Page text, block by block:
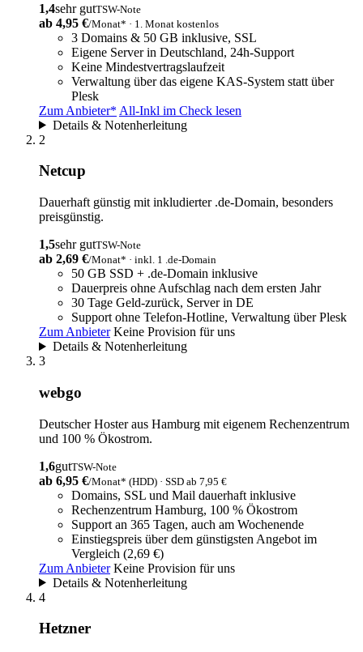
1,4sehr gutTSW-Note
ab 4,95 €/Monat* · 1. Monat kostenlos
3 Domains & 50 GB inklusive, SSL
Eigene Server in Deutschland, 24h-Support
Keine Mindestvertragslaufzeit
Verwaltung über das eigene KAS-System statt über
Plesk
Zum Anbieter* All-Inkl im Check lesen
Details & Notenherleitung
2
Netcup
Dauerhaft günstig mit inkludierter .de-Domain, besonders
preisgünstig.
1,5sehr gutTSW-Note
ab 2,69 €/Monat* · inkl. 1 .de-Domain
50 GB SSD + .de-Domain inklusive
Dauerpreis ohne Aufschlag nach dem ersten Jahr
30 Tage Geld-zurück, Server in DE
Support ohne Telefon-Hotline, Verwaltung über Plesk
Zum Anbieter Keine Provision für uns
Details & Notenherleitung
3
webgo
Deutscher Hoster aus Hamburg mit eigenem Rechenzentrum
und 100 % Ökostrom.
1,6gutTSW-Note
ab 6,95 €/Monat* (HDD) · SSD ab 7,95 €
Domains, SSL und Mail dauerhaft inklusive
Rechenzentrum Hamburg, 100 % Ökostrom
Support an 365 Tagen, auch am Wochenende
Einstiegspreis über dem günstigsten Angebot im
Vergleich (2,69 €)
Zum Anbieter Keine Provision für uns
Details & Notenherleitung
4
Hetzner